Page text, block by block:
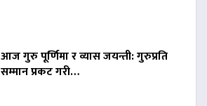
आज गुरु पूर्णिमा र व्यास जयन्ती: गुरुप्रति
सम्मान प्रकट गरी…